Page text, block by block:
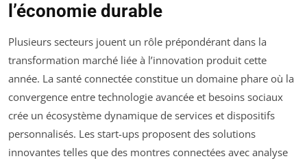
l’économie durable
Plusieurs secteurs jouent un rôle prépondérant dans la
transformation marché liée à l’innovation produit cette
année. La santé connectée constitue un domaine phare où la
convergence entre technologie avancée et besoins sociaux
crée un écosystème dynamique de services et dispositifs
personnalisés. Les start-ups proposent des solutions
innovantes telles que des montres connectées avec analyse